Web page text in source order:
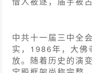
中共十一届三中全
实，1986年，大佛
放。随着历史的演